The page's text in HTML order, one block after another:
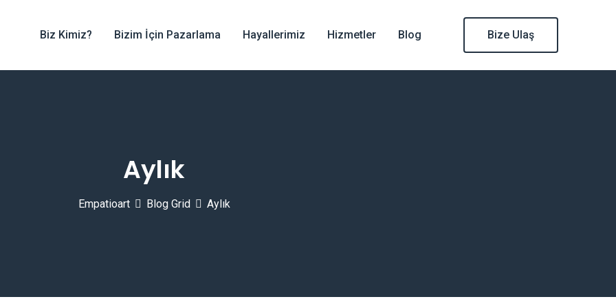
Biz Kimiz? Bizim İçin Pazarlama Hayallerimiz Hizmetler Blog Bize Ulaş
Aylık
Empatioart Blog Grid Aylık